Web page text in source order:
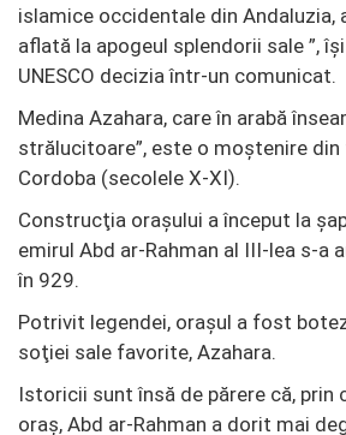
islamice occidentale din Andaluzia,
aflată la apogeul splendorii sale ”,
UNESCO decizia într-un comunicat.
Medina Azahara, care în arabă
strălucitoare”, este o moştenire
Cordoba (secolele X-XI).
Construcţia oraşului a început la
emirul Abd ar-Rahman al III-lea s-a
în 929.
Potrivit legendei, oraşul a fost
soţiei sale favorite, Azahara.
Istoricii sunt însă de părere că,
oraş, Abd ar-Rahman a dorit mai